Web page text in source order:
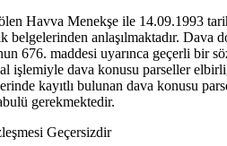
Havva Menekşe ile 14.09.1993
belgelerinden anlaşılmaktadır.
676. maddesi uyarınca geçerli bir
dava konusu parseller
kayıtlı bulunan dava konusu
gerekmektedir.
Geçersizdir